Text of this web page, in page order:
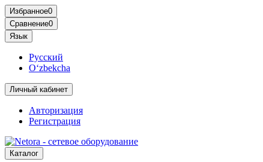
Избранное0
Сравнение0
Язык
Русский
O‘zbekcha
Личный кабинет
Авторизация
Регистрация
Каталог